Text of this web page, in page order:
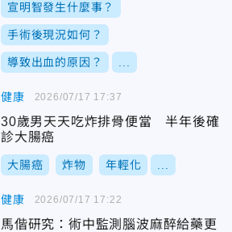
宣明智發生什麼事？
手術後現況如何？
導致出血的原因？
健康
30歲男天天吃炸排骨便當 半年後確
診大腸癌
大腸癌 炸物 年輕化
2026/07/17 17:37
健康
馬偕研究：術中監測腦波麻醉給藥更
2026/07/17 17:22